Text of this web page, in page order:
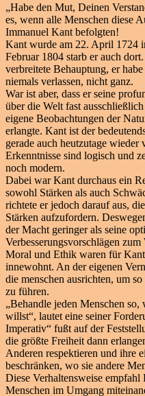
„Habe den Mut, Deinen
es, wenn alle Menschen diese
Immanuel Kant befolgten!
Kant wurde am 22. April 1724
Februar 1804 starb er auch
verbreitete Behauptung, er
niemals verlassen, nicht ganz.
War ist aber, dass er seine
über die Welt fast
eigene Beobachtungen der
erlangte. Kant ist der
gerade auch heutzutage wieder
Erkenntnisse sind logisch und
noch modern.
Dabei war Kant durchaus ein
sowohl Stärken als auch
richtete er jedoch darauf aus,
Stärken aufzufordern.
der Macht geringer als seine
Verbesserungsvorschlägen zum
Moral und Ethik waren für
innewohnt. An der eigenen
die menschen ausrichten, um
zu führen.
„Behandle jeden Menschen
willst“, lautet eine seiner
Imperativ“ fußt auf der
die größte Freiheit dann
Anderen respektieren und ihre
beschränken, wo sie andere
Diese Verhaltensweise
Menschen im Umgang